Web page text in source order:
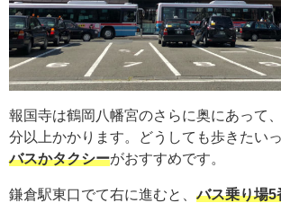
報国寺は鶴岡八幡宮のさらに奥にあって
分以上かかります。どうしても歩きたい
バスかタクシーがおすすめです。
鎌倉駅東口でて右に進むと、バス乗り場5